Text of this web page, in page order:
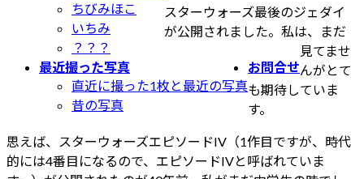
ちびみほこ
いちみ
？？？
最近撮った写真
直近に撮った1枚と最近の写真
昔の写真
お問合せ
新
日
時
:
スターウォーズ最後のジェダイ
が公開されました。私は、まだ
見てませ
んがとて
も期待していま
す。
思えば、スターウォーズエピソードIV（1作目ですが、時代
的には4番目になるので、エピソードIVと呼ばれていま